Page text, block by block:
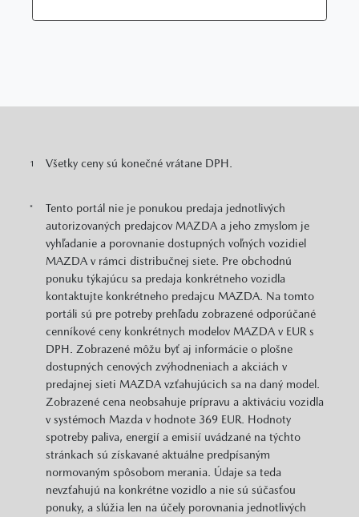
1 Všetky ceny sú konečné vrátane DPH.
*
Tento portál nie je ponukou predaja jednotlivých
autorizovaných predajcov MAZDA a jeho zmyslom je
vyhľadanie a porovnanie dostupných voľných vozidiel
MAZDA v rámci distribučnej siete. Pre obchodnú
ponuku týkajúcu sa predaja konkrétneho vozidla
kontaktujte konkrétneho predajcu MAZDA. Na tomto
portáli sú pre potreby prehľadu zobrazené odporúčané
cenníkové ceny konkrétnych modelov MAZDA v EUR s
DPH. Zobrazené môžu byť aj informácie o plošne
dostupných cenových zvýhodneniach a akciách v
predajnej sieti MAZDA vzťahujúcich sa na daný model.
Zobrazené cena neobsahuje prípravu a aktiváciu vozidla
v systémoch Mazda v hodnote 369 EUR. Hodnoty
spotreby paliva, energií a emisií uvádzané na týchto
stránkach sú získavané aktuálne predpísaným
normovaným spôsobom merania. Údaje sa teda
nevzťahujú na konkrétne vozidlo a nie sú súčasťou
ponuky, a slúžia len na účely porovnania jednotlivých